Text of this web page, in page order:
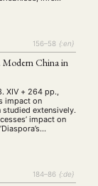
und Sinn
156–58 {:en}
Modern China in
XIV + 264 pp.,
impact on
studied extensively.
impact on
on the
and their
184–86 {:de}